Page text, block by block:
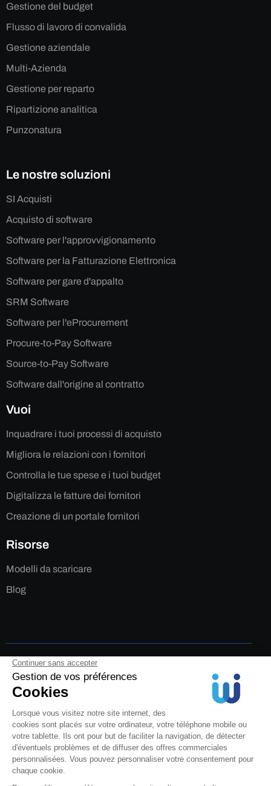
Gestione del budget
Flusso di lavoro di convalida
Gestione aziendale
Multi-Azienda
Gestione per reparto
Ripartizione analitica
Punzonatura
Le nostre soluzioni
SI Acquisti
Acquisto di software
Software per l'approvvigionamento
Software per la Fatturazione Elettronica
Software per gare d'appalto
SRM Software
Software per l'eProcurement
Procure-to-Pay Software
Source-to-Pay Software
Software dall'origine al contratto
Vuoi
Inquadrare i tuoi processi di acquisto
Migliora le relazioni con i fornitori
Controlla le tue spese e i tuoi budget
Digitalizza le fatture dei fornitori
Creazione di un portale fornitori
Risorse
Modelli da scaricare
Blog
LegaleInformativa sulla privacyCookie